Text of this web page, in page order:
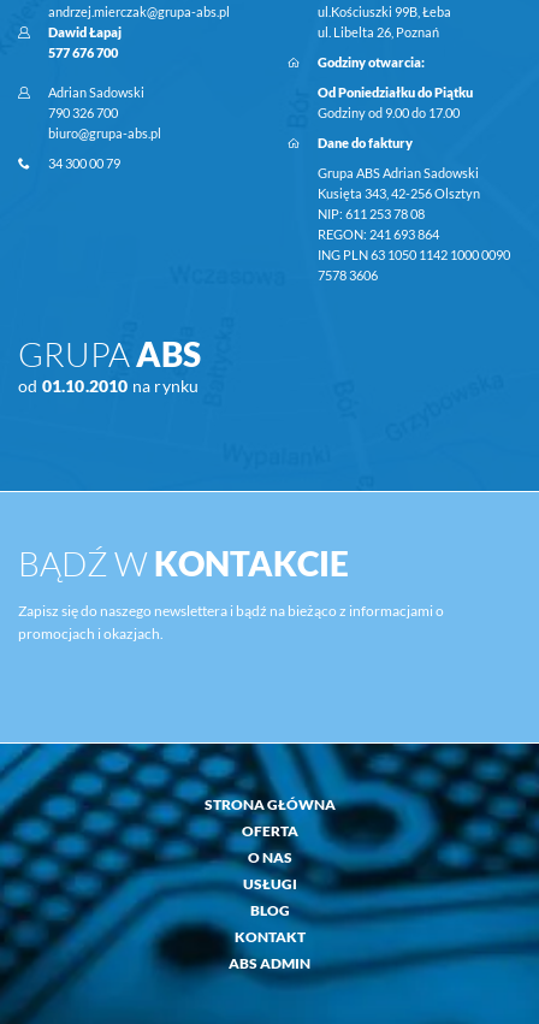
andrzej.mierczak@grupa-abs.pl
Dawid Łapaj
577 676 700
Adrian Sadowski
790 326 700
biuro@grupa-abs.pl
34 300 00 79
ul.Kościuszki 99B, Łeba
ul. Libelta 26, Poznań
Godziny otwarcia:
Od Poniedziałku do Piątku
Godziny od 9.00 do 17.00
Dane do faktury
Grupa ABS Adrian Sadowski
Kusięta 343, 42-256 Olsztyn
NIP: 611 253 78 08
REGON: 241 693 864
ING PLN 63 1050 1142 1000 0090
7578 3606
GRUPA ABS
od 01.10.2010 na rynku
BĄDŹ WKONTAKCIE
Zapisz się do naszego newslettera i bądź na bieżąco z informacjami o
promocjach i okazjach.
STRONA GŁÓWNA
OFERTA
O NAS
USŁUGI
BLOG
KONTAKT
ABS ADMIN